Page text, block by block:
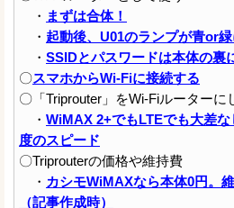
・ まずは合体！
・ 起動後、U01のランプが青or
・ SSIDとパスワードは本体の裏
〇スマホからWi-Fiに接続する
〇「Triprouter」をWi-Fiルーターに
・ WiMAX 2+でもLTEでも大差
度のスピード
〇Triprouterの価格や維持費
・ カシモWiMAXなら本体0円。
（記事作成時）